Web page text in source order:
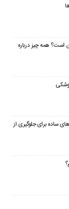
است؟ همه چیز درباره
ساده برای جلوگیری از